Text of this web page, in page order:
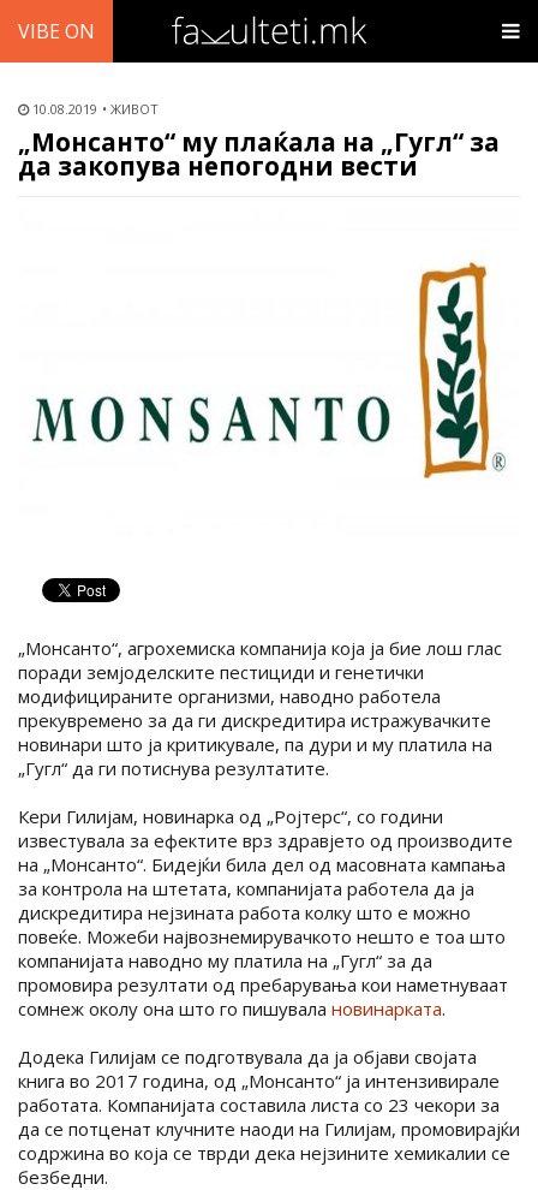
VIBE ON
10.08.2019 ЖИВОТ
„Монсанто“ му плаќала на „Гугл“ за
да закопува непогодни вести
„Монсанто“, агрохемиска компанија која ја бие лош глас
поради земјоделските пестициди и генетички
модифицираните организми, наводно работела
прекувремено за да ги дискредитира истражувачките
новинари што ја критикувале, па дури и му платила на
„Гугл“ да ги потиснува резултатите.
Кери Гилијам, новинарка од „Ројтерс“, со години
известувала за ефектите врз здравјето од производите
на „Монсанто“. Бидејќи била дел од масовната кампања
за контрола на штетата, компанијата работела да ја
дискредитира нејзината работа колку што е можно
повеќе. Можеби највознемирувачкото нешто е тоа што
компанијата наводно му платила на „Гугл“ за да
промовира резултати од пребарувања кои наметнуваат
сомнеж околу она што го пишувала новинарката.
Додека Гилијам се подготвувала да ја објави својата
книга во 2017 година, од „Монсанто“ ја интензивирале
работата. Компанијата составила листа со 23 чекори за
да се потценат клучните наоди на Гилијам, промовирајќи
содржина во која се тврди дека нејзините хемикалии се
безбедни.